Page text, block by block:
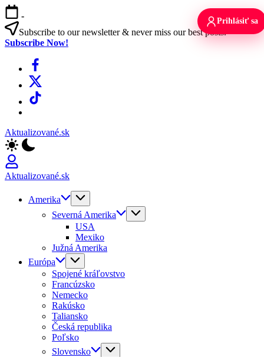
Skip
to
content
-
Subscribe to our newsletter & never miss our best posts.
Subscribe Now!
Facebook
X
TikTok
Aktualizované.sk
Aktualizované.sk
Amerika
Severná Amerika
USA
Mexiko
Južná Amerika
Európa
Spojené kráľovstvo
Francúzsko
Nemecko
Rakúsko
Taliansko
Česká republika
Poľsko
Slovensko
Prihlásiť sa